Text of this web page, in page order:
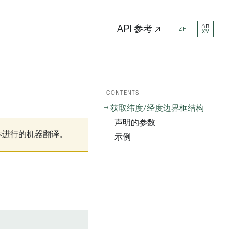
API 参考 ↗ ZH
AB
XY
行的机器翻译。
CONTENTS
获取纬度/经度边界框结构
声明的参数
示例